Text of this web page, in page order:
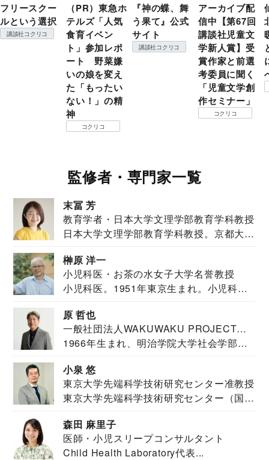
フリースクー
ルという選択
講談社コクリコ
（PR）東急ホ
テルズ「人気
食育イベン
ト」参加レポ
ート 野菜嫌
いの娘を変え
た「もったい
ない！」の精
神
コクリコ
『神の蝶、舞
う果て』公式
サイト
講談社コクリコ
アーカイブ配
信中【第67回
講談社児童文
学新人賞】受
賞作家と前選
考委員に聞く
「児童文学創
作セミナー」
コクリコ
監修者・専門家一覧
末冨 芳
教育学者・日本大学文理学部教育学科教授
日本大学文理学部教育学科教授。京都大学
榊原 洋一
小児科医・お茶の水女子大学名誉教授
小児科医。1951年東京生まれ。小児科
原 哲也
一般社団法人WAKUWAKU PROJECT
JAPAN代表・言語聴覚士・社会福祉士
1966年生まれ、明治学院大学社会学部福
小泉 悠
東京大学先端科学技術研究センター准教授
東京大学先端科学技術研究センター（国際
森田 麻里子
医師・小児スリープコンサルタント
Child Health Laboratory代表...